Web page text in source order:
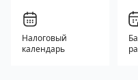
Налоговый
календарь